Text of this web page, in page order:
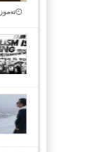
تەموز 24, 2019 Closed